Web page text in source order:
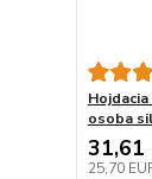
osoba
31,61
25,70